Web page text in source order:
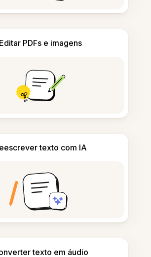
Editar PDFs e imagens
texto com IA
texto em áudio